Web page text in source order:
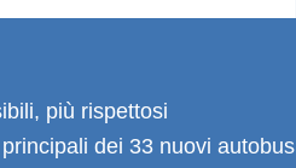
più rispettosi
dei 33 nuovi autobus